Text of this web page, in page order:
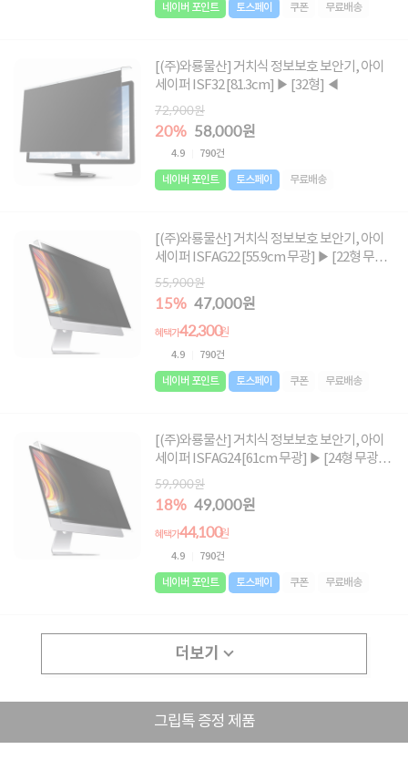
네이버 포인트 토스페이 쿠폰 무료배송
[(주)와룡물산] 거치식 정보보호 보안기, 아이
세이퍼 ISF32 [81.3cm] ▶ [32형] ◀
72,900원
20% 58,000원
4.9 790건
네이버 포인트 토스페이 무료배송
[(주)와룡물산] 거치식 정보보호 보안기, 아이
세이퍼 ISFAG22 [55.9cm 무광] ▶ [22형 무광]
◀
55,900원
15% 47,000원
혜택가42,300원
4.9 790건
네이버 포인트 토스페이 쿠폰 무료배송
[(주)와룡물산] 거치식 정보보호 보안기, 아이
세이퍼 ISFAG24 [61cm 무광] ▶ [24형 무광]
◀
59,900원
18% 49,000원
혜택가44,100원
4.9 790건
네이버 포인트 토스페이 쿠폰 무료배송
더보기
그립톡 증정 제품